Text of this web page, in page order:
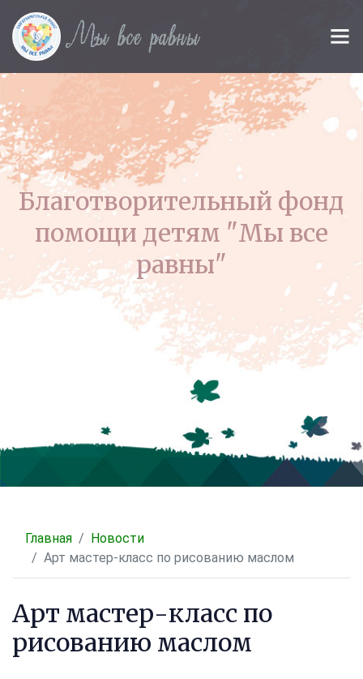
Благотворительный фонд
помощи детям "Мы все
равны"
Главная
Новости
Арт мастер-класс по рисованию маслом
Арт мастер-класс по
рисованию маслом